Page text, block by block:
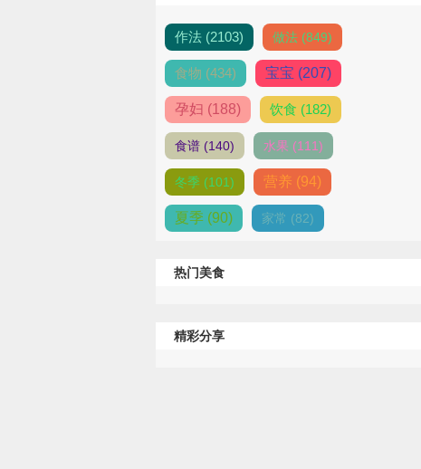
作法 (2103) 做法 (849)
食物 (434) 宝宝 (207)
孕妇 (188) 饮食 (182)
食谱 (140) 水果 (111)
冬季 (101) 营养 (94)
夏季 (90) 家常 (82)
热门美食
精彩分享